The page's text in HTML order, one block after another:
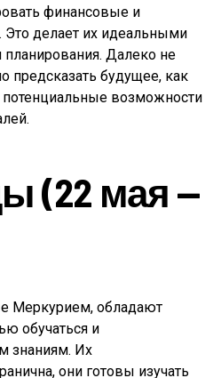
финансовые и
Это делает их идеальными
планирования. Далеко не
предсказать будущее, как
возможности
(22 мая —
Меркурием, обладают
обучаться и
знаниям. Их
они готовы изучать